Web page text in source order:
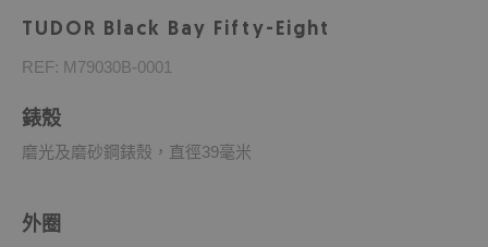
TUDOR Black Bay Fifty-Eight
REF: M79030B-0001
錶殼
磨光及磨砂鋼錶殼，直徑39毫米
外圈